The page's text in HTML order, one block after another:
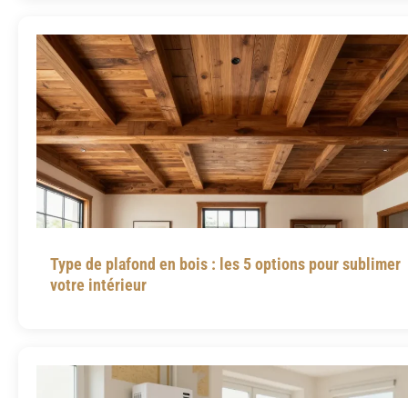
Type de plafond en bois : les 5 options pour sublimer
votre intérieur